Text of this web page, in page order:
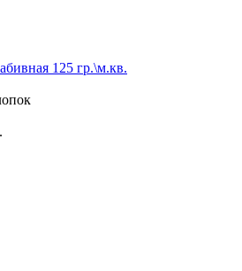
125 гр.\м.кв.